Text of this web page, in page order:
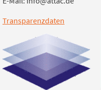
Transparenzdaten